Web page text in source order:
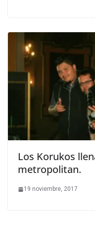
Los Korukos
metropolitan.
19 noviembre, 2017